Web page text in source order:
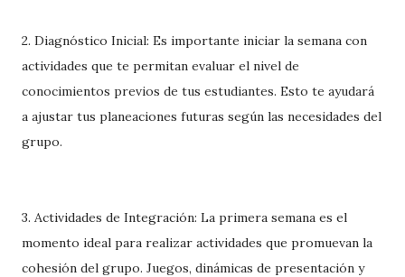
2. Diagnóstico Inicial: Es importante iniciar la semana con
actividades que te permitan evaluar el nivel de
conocimientos previos de tus estudiantes. Esto te ayudará
a ajustar tus planeaciones futuras según las necesidades del
grupo.
3. Actividades de Integración: La primera semana es el
momento ideal para realizar actividades que promuevan la
cohesión del grupo. Juegos, dinámicas de presentación y